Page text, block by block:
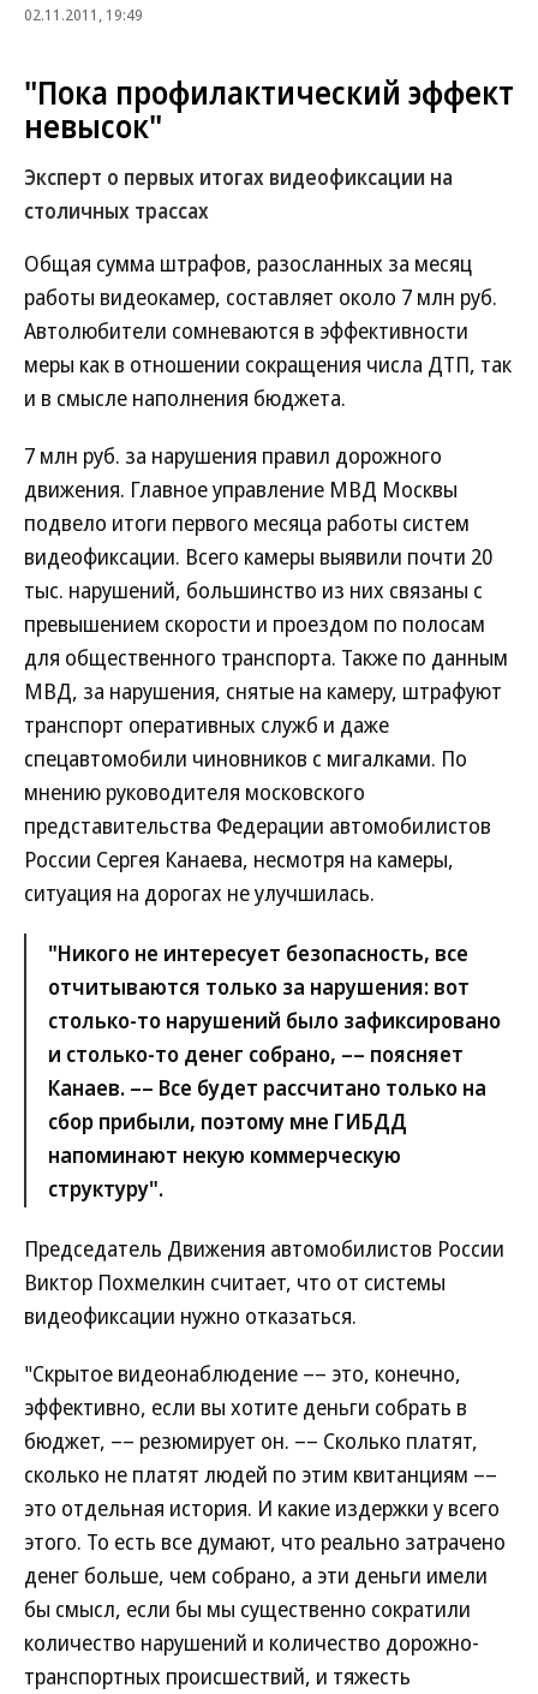
02.11.2011, 19:49
"Пока профилактический эффект
невысок"
Эксперт о первых итогах видеофиксации на
столичных трассах
Общая сумма штрафов, разосланных за месяц
работы видеокамер, составляет около 7 млн руб.
Автолюбители сомневаются в эффективности
меры как в отношении сокращения числа ДТП, так
и в смысле наполнения бюджета.
7 млн руб. за нарушения правил дорожного
движения. Главное управление МВД Москвы
подвело итоги первого месяца работы систем
видеофиксации. Всего камеры выявили почти 20
тыс. нарушений, большинство из них связаны с
превышением скорости и проездом по полосам
для общественного транспорта. Также по данным
МВД, за нарушения, снятые на камеру, штрафуют
транспорт оперативных служб и даже
спецавтомобили чиновников с мигалками. По
мнению руководителя московского
представительства Федерации автомобилистов
России Сергея Канаева, несмотря на камеры,
ситуация на дорогах не улучшилась.
"Никого не интересует безопасность, все
отчитываются только за нарушения: вот
столько-то нарушений было зафиксировано
и столько-то денег собрано, –– поясняет
Канаев. –– Все будет рассчитано только на
сбор прибыли, поэтому мне ГИБДД
напоминают некую коммерческую
структуру".
Председатель Движения автомобилистов России
Виктор Похмелкин считает, что от системы
видеофиксации нужно отказаться.
"Скрытое видеонаблюдение –– это, конечно,
эффективно, если вы хотите деньги собрать в
бюджет, –– резюмирует он. –– Сколько платят,
сколько не платят людей по этим квитанциям ––
это отдельная история. И какие издержки у всего
этого. То есть все думают, что реально затрачено
денег больше, чем собрано, а эти деньги имели
бы смысл, если бы мы существенно сократили
количество нарушений и количество дорожно-
транспортных происшествий, и тяжесть